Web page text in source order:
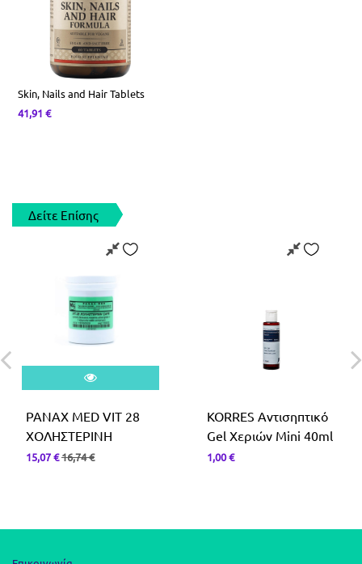
Skin, Nails and Hair Tablets
41,91 €
Δείτε Επίσης
PANAX MED VIT 28
ΧΟΛΗΣΤΕΡΙΝΗ
15,07€16,74€
KORRES Αντισηπτικό
Gel Χεριών Mini 40ml
1,00€